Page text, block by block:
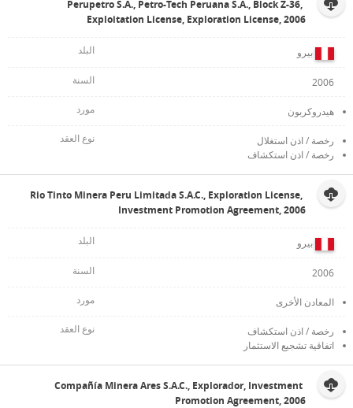
Perupetro S.A., Petro-Tech Peruana S.A., Block Z-36,
Exploitation License, Exploration License, 2006
بيرو
2006
هيدروكربون
رخصة / اذن استغلال
رخصة / اذن استكشاف
Rio Tinto Minera Peru Limitada S.A.C., Exploration License,
Investment Promotion Agreement, 2006
بيرو
2006
المعادن الأخرى
رخصة / اذن استكشاف
اتفاقية تشجيع الاستثمار
Compañía Minera Ares S.A.C., Explorador, Investment
Promotion Agreement, 2006